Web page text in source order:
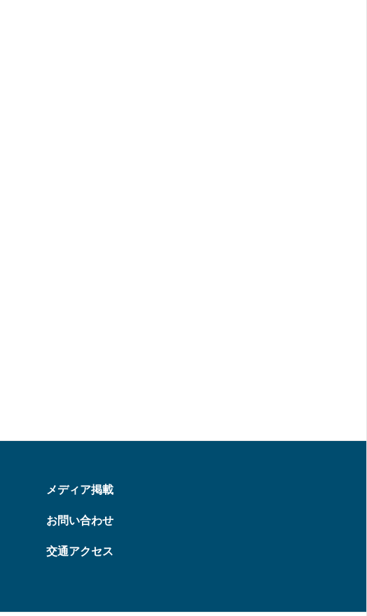
メディア掲載
お問い合わせ
交通アクセス